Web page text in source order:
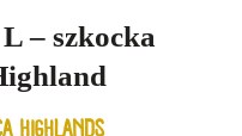
– szkocka